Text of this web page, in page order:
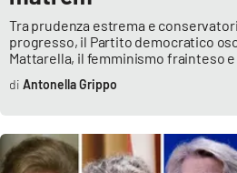
Tra prudenza estrema e
progresso, il Partito democratico
Mattarella, il femminismo frainteso
Antonella Grippo